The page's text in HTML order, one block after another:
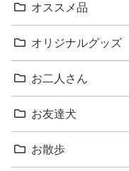
オススメ品
オリジナルグッズ
お二人さん
お友達犬
お散歩